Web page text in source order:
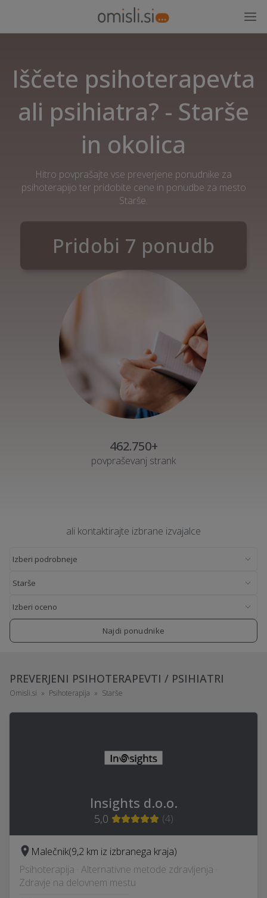
Iščete psihoterapevta
ali psihiatra? - Starše
in okolica
Hitro povprašajte vse preverjene ponudnike za
psihoterapijo ter pridobite cene in ponudbe za mesto
Starše.
Pridobi 7 ponudb
462.750+
povpraševanj strank
ali kontaktirajte izbrane izvajalce
Najdi ponudnike
PREVERJENI PSIHOTERAPEVTI / PSIHIATRI
Omisli.si Psihoterapija Starše
Insights d.o.o.
5,0 (4)
Malečnik(9,2 km iz izbranega kraja)
Psihoterapija · Alternativne metode zdravljenja ·
Zdravje na delovnem mestu